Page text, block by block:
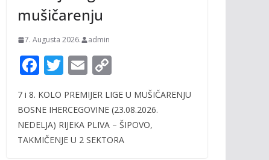
mušičarenju
7. Augusta 2026. admin
F
e
b
o
T
itt
er
E
ai
l
p
y
Li
7 i 8. KOLO PREMIJER LIGE U MUŠIČARENJU
BOSNE IHERCEGOVINE (23.08.2026.
NEDELJA) RIJEKA PLIVA – ŠIPOVO,
TAKMIČENJE U 2 SEKTORA